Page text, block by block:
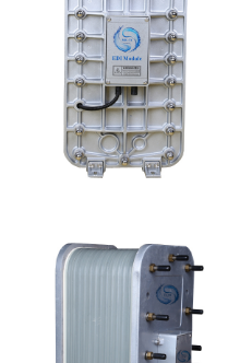
MK-TC100 EDI超纯水